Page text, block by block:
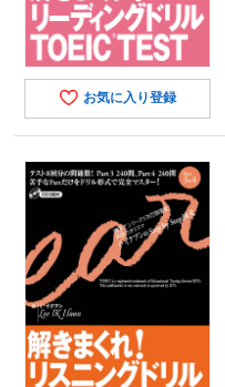
お気に入り登録